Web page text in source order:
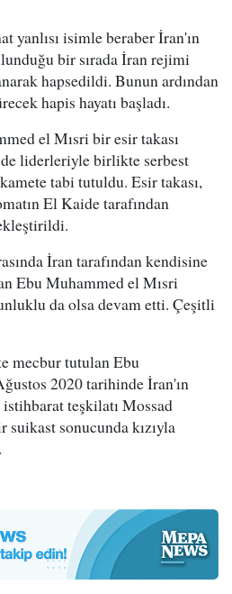
yanlısı isimle beraber İran'ın
bir sırada İran rejimi
hapsedildi. Bunun ardından
hapis hayatı başladı.
el Mısri bir esir takası
liderleriyle birlikte serbest
tabi tutuldu. Esir takası,
El Kaide tarafından
İran tarafından kendisine
Ebu Muhammed el Mısri
da olsa devam etti. Çeşitli
mecbur tutulan Ebu
2020 tarihinde İran'ın
teşkilatı Mossad
suikast sonucunda kızıyla